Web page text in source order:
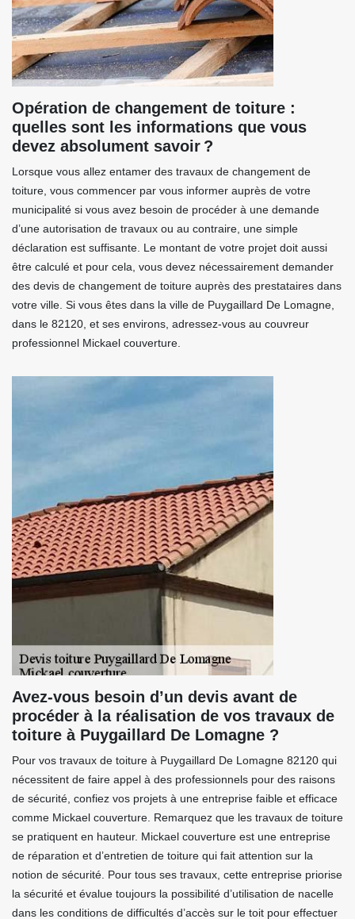
Opération de changement de toiture :
quelles sont les informations que vous
devez absolument savoir ?
Lorsque vous allez entamer des travaux de changement de
toiture, vous commencer par vous informer auprès de votre
municipalité si vous avez besoin de procéder à une demande
d’une autorisation de travaux ou au contraire, une simple
déclaration est suffisante. Le montant de votre projet doit aussi
être calculé et pour cela, vous devez nécessairement demander
des devis de changement de toiture auprès des prestataires dans
votre ville. Si vous êtes dans la ville de Puygaillard De Lomagne,
dans le 82120, et ses environs, adressez-vous au couvreur
professionnel Mickael couverture.
Avez-vous besoin d’un devis avant de
procéder à la réalisation de vos travaux de
toiture à Puygaillard De Lomagne ?
Pour vos travaux de toiture à Puygaillard De Lomagne 82120 qui
nécessitent de faire appel à des professionnels pour des raisons
de sécurité, confiez vos projets à une entreprise faible et efficace
comme Mickael couverture. Remarquez que les travaux de toiture
se pratiquent en hauteur. Mickael couverture est une entreprise
de réparation et d’entretien de toiture qui fait attention sur la
notion de sécurité. Pour tous ses travaux, cette entreprise priorise
la sécurité et évalue toujours la possibilité d’utilisation de nacelle
dans les conditions de difficultés d’accès sur le toit pour effectuer